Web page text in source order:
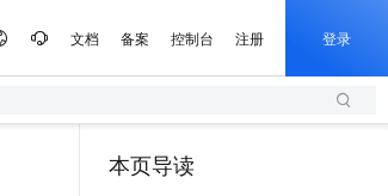
文档 备案 控制台 注册 登录
本页导读
轻量应用服务器
一句话生成原生可编辑精美 PPT 文稿
AI 活动
AI 生产力先锋
阿里云 OPC 创新助力计划
专业服务
服务伙伴合作计划
Al MaaS 服务伙伴赋能合作
开发者社区
加入我们